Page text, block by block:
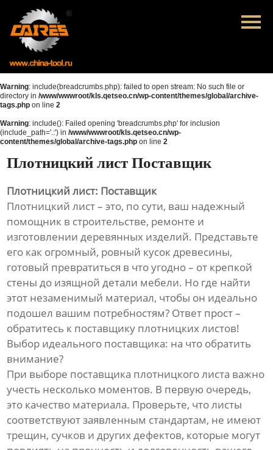
Главная
Продукция
О нас
Контакты
Warning: include(breadcrumbs.php): failed to open stream: No such file or
directory in /www/wwwroot/kls.qetseo.cn/wp-content/themes/global/archive-
tags.php on line 2
Warning: include(): Failed opening 'breadcrumbs.php' for inclusion
(include_path='.:') in /www/wwwroot/kls.qetseo.cn/wp-
content/themes/global/archive-tags.php on line 2
Плотницкий лист Поставщик
Плотницкий лист: Поставщик
Плотницкий лист – это, по сути, ваш надежный
помощник в строительстве, ремонте и
изготовлении деревянных изделий. Представьте
его как огромный, ровный кусок древесины,
готовый превратиться в что угодно – от крепкой
стены до изящной детали мебели. Но где найти
этот незаменимый материал, чтобы он идеально
подошел вашим потребностям? Ответ прост –
обратитесь к поставщику плотницких листов!
Выбор идеального поставщика: на что обратить
внимание?
При выборе поставщика плотницкого листа важно
учесть несколько моментов. В первую очередь,
это качество материала. Проверьте, что листы
соответствуют заявленным стандартам, не имеют
трещин, сучков и других дефектов, которые могут